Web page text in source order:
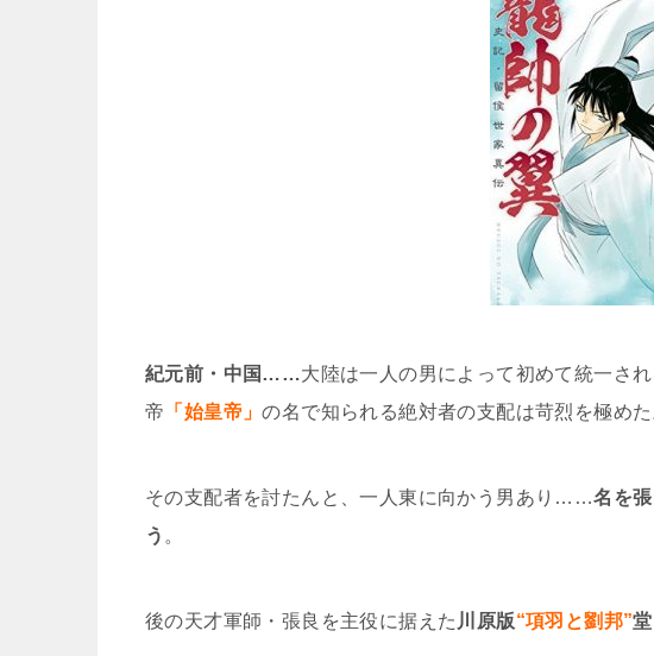
紀元前・中国……大陸は一人の男によって初めて統一さ
帝 「始皇帝」の名で知られる絶対者の支配は苛烈を極めた
その支配者を討たんと、一人東に向かう男あり……名を
う 。
後の天才軍師・張良を主役に据えた 川原版“項羽と劉邦”